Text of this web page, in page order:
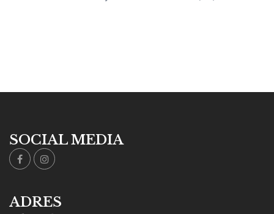
SOCIAL MEDIA
ADRES